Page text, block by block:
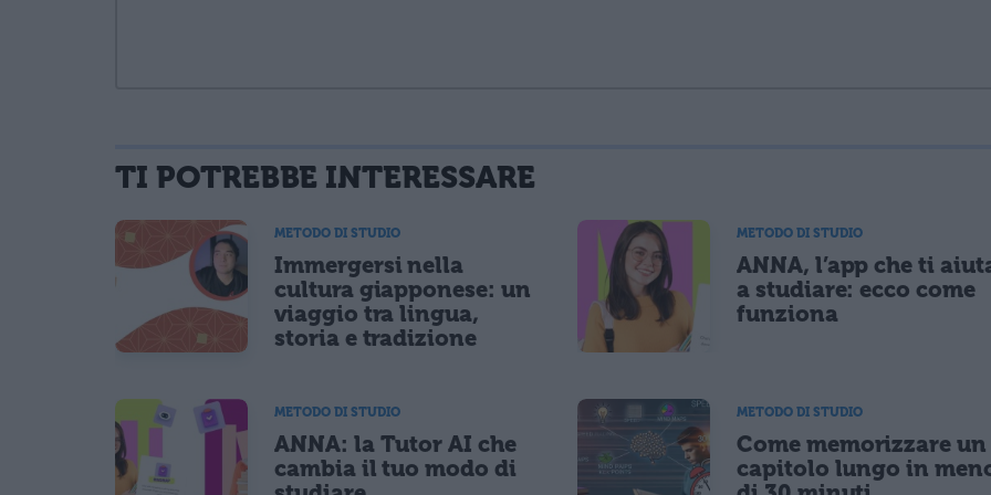
informativa privacy
. Pubblicando questo commento dai il consenso affinché un cookie salvi i tuoi dati (nome, email) per il prossimo commento.
Ho letto e acconsento l'informativasulla privacy
Acconsento all'uso dei miei dati da parte di terzi per finalità di marketing diretto con modalità automatizzate o tradizionali
CONFERMA E PUBBLICA
TI POTREBBE INTERESSARE
METODO DI STUDIO
Immergersi nella
cultura giapponese: un
viaggio tra lingua,
storia e tradizione
METODO DI STUDIO
ANNA, l’app che ti
a studiare: ecco come
funziona
METODO DI STUDIO
ANNA: la Tutor AI che
cambia il tuo modo di
METODO DI STUDIO
Come memorizzare un
capitolo lungo in